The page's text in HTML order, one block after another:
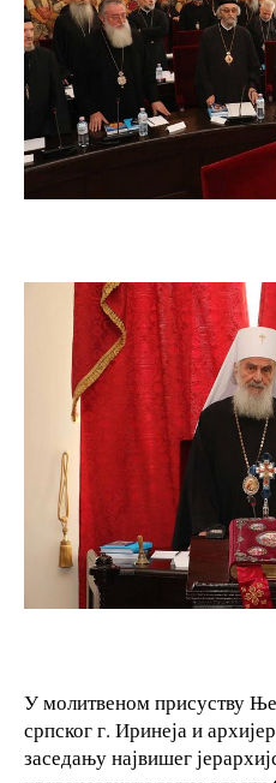
У молитвеном присуству
српског г. Иринеја и
заседању највишег